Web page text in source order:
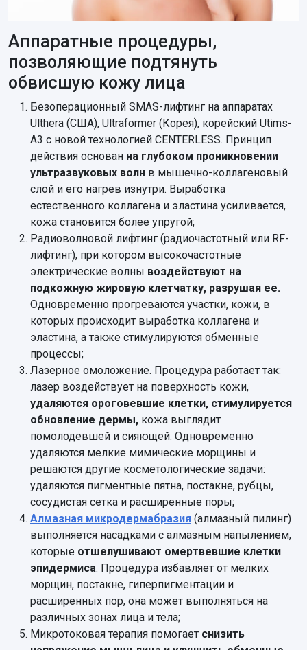
Аппаратные процедуры,
позволяющие подтянуть
обвисшую кожу лица
Безоперационный SMAS-лифтинг на аппаратах
Ulthera (США), Ultraformer (Корея), корейский Utims-
A3 с новой технологией CENTERLESS. Принцип
действия основан на глубоком проникновении
ультразвуковых волн в мышечно-коллагеновый
слой и его нагрев изнутри. Выработка
естественного коллагена и эластина усиливается,
кожа становится более упругой;
Радиоволновой лифтинг (радиочастотный или RF-
лифтинг), при котором высокочастотные
электрические волны воздействуют на
подкожную жировую клетчатку, разрушая ее.
Одновременно прогреваются участки, кожи, в
которых происходит выработка коллагена и
эластина, а также стимулируются обменные
процессы;
Лазерное омоложение. Процедура работает так:
лазер воздействует на поверхность кожи,
удаляются ороговевшие клетки, стимулируется
обновление дермы, кожа выглядит
помолодевшей и сияющей. Одновременно
удаляются мелкие мимические морщины и
решаются другие косметологические задачи:
удаляются пигментные пятна, постакне, рубцы,
сосудистая сетка и расширенные поры;
Алмазная микродермабразия (алмазный пилинг)
выполняется насадками с алмазным напылением,
которые отшелушивают омертвевшие клетки
эпидермиса. Процедура избавляет от мелких
морщин, постакне, гиперпигментации и
расширенных пор, она может выполняться на
различных зонах лица и тела;
Микротоковая терапия помогает снизить